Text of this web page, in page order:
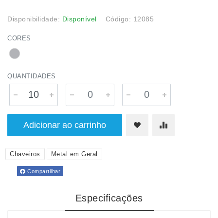
Disponibilidade: Disponível Código: 12085
CORES
QUANTIDADES
Adicionar ao carrinho
Chaveiros Metal em Geral
Compartilhar
Especificações